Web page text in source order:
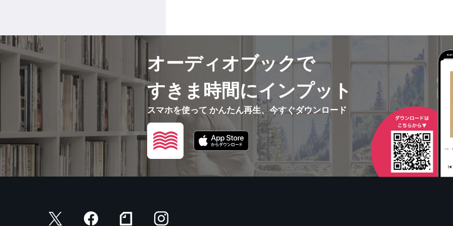
オーディオブックで
すきま時間にインプット
スマホを使って かんたん再生、今すぐダウンロード